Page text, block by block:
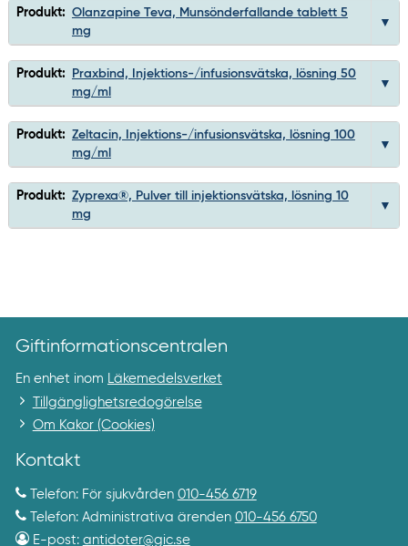
Produkt: Olanzapine Teva, Munsönderfallande tablett 5
mg
Produkt:
Praxbind, Injektions-/infusionsvätska, lösning 50
mg/ml
Produkt: Zeltacin, Injektions-/infusionsvätska, lösning 100
mg/ml
Produkt: Zyprexa®, Pulver till injektionsvätska, lösning 10
mg
Giftinformationscentralen
En enhet inom Läkemedelsverket
Tillgänglighetsredogörelse
Om Kakor (Cookies)
Kontakt
Telefon: För sjukvården 010-456 6719
Telefon: Administrativa ärenden 010-456 6750
E-post: antidoter@gic.se